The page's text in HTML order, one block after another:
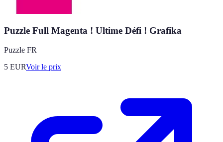
Puzzle Full Magenta ! Ultime Défi ! Grafika
Puzzle FR
5 EURVoir le prix